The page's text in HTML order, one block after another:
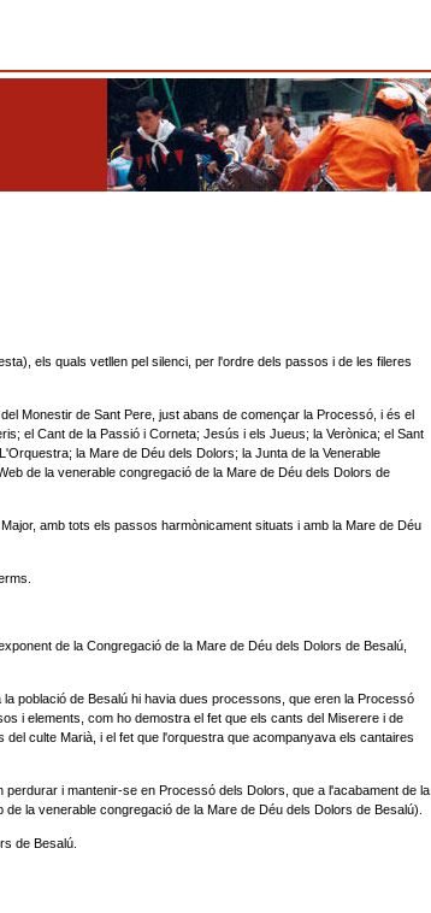
els quals vetllen pel silenci, per l'ordre dels passos i de les fileres
Monestir de Sant Pere, just abans de començar la Processó, i és el
el Cant de la Passió i Corneta; Jesús i els Jueus; la Verònica; el Sant
la Mare de Déu dels Dolors; la Junta de la Venerable
de la venerable congregació de la Mare de Déu dels Dolors de
amb tots els passos harmònicament situats i amb la Mare de Déu
de la Congregació de la Mare de Déu dels Dolors de Besalú,
població de Besalú hi havia dues processons, que eren la Processó
i elements, com ho demostra el fet que els cants del Miserere i de
culte Marià, i el fet que l'orquestra que acompanyava els cantaires
i mantenir-se en Processó dels Dolors, que a l'acabament de la
la venerable congregació de la Mare de Déu dels Dolors de Besalú).
de Besalú.